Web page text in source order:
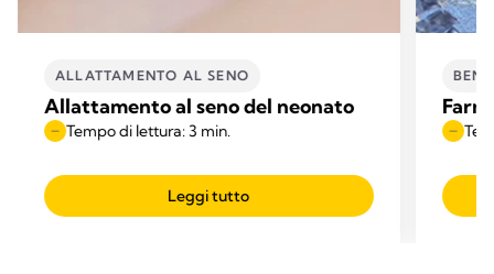
ALLATTAMENTO AL SENO
Allattamento al seno del neonato
Tempo di lettura: 3 min.
Leggi tutto